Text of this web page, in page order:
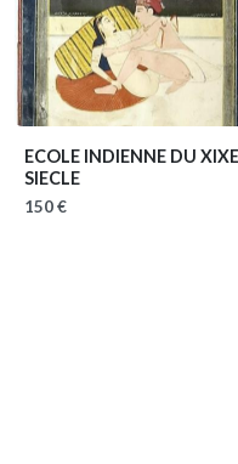
ECOLE INDIENNE DU XIXE
SIECLE
150 €